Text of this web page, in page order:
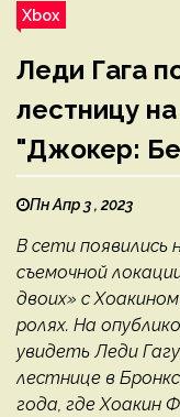
Xbox
Леди Гага
лестницу
"Джокер:
Пн Апр 3 , 2023
В сети появились
съемочной
двоих» с
ролях. На
увидеть Леди
лестнице в
года, где Хоакин